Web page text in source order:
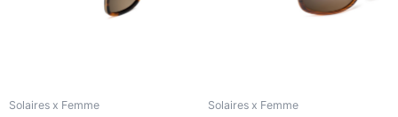
Solaires x Femme Solaires x Femme